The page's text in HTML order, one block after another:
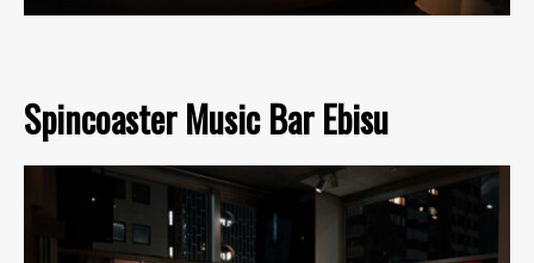
Spincoaster Music Bar Ebisu